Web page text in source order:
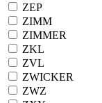
ZEP
ZIMM
ZIMMER
ZKL
ZVL
ZWICKER
ZWZ